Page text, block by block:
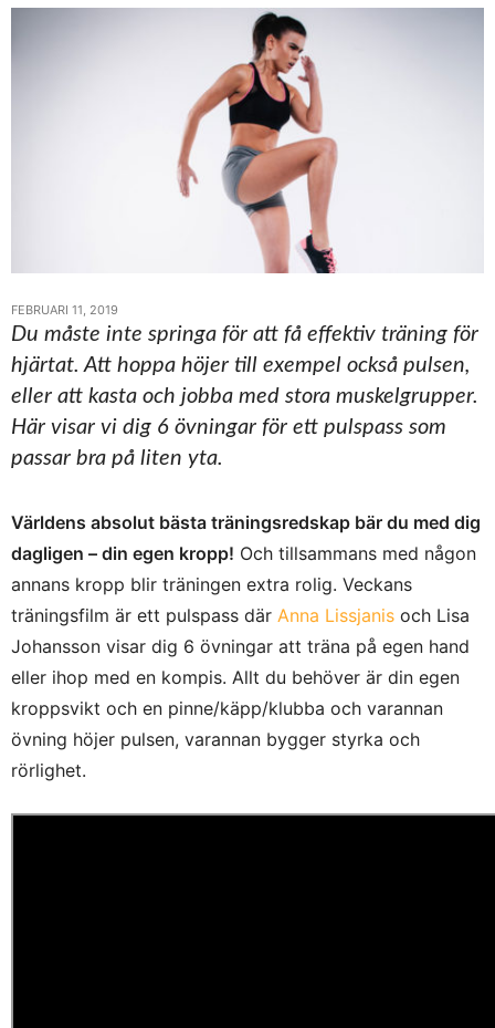
FEBRUARI 11, 2019
Du måste inte springa för att få effektiv träning för
hjärtat. Att hoppa höjer till exempel också pulsen,
eller att kasta och jobba med stora muskelgrupper.
Här visar vi dig 6 övningar för ett pulspass som
passar bra på liten yta.
Världens absolut bästa träningsredskap bär du med dig
dagligen – din egen kropp! Och tillsammans med någon
annans kropp blir träningen extra rolig. Veckans
träningsfilm är ett pulspass där Anna Lissjanis och Lisa
Johansson visar dig 6 övningar att träna på egen hand
eller ihop med en kompis. Allt du behöver är din egen
kroppsvikt och en pinne/käpp/klubba och varannan
övning höjer pulsen, varannan bygger styrka och
rörlighet.